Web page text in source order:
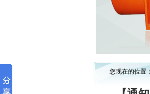
您现在的位置：